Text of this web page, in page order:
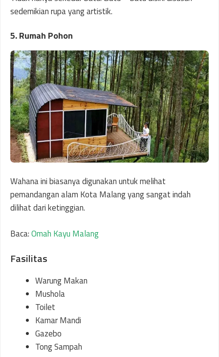
sedemikian rupa yang artistik.
5. Rumah Pohon
Wahana ini biasanya digunakan untuk melihat
pemandangan alam Kota Malang yang sangat indah
dilihat dari ketinggian.
Baca:Omah Kayu Malang
Fasilitas
Warung Makan
Mushola
Toilet
Kamar Mandi
Gazebo
Tong Sampah